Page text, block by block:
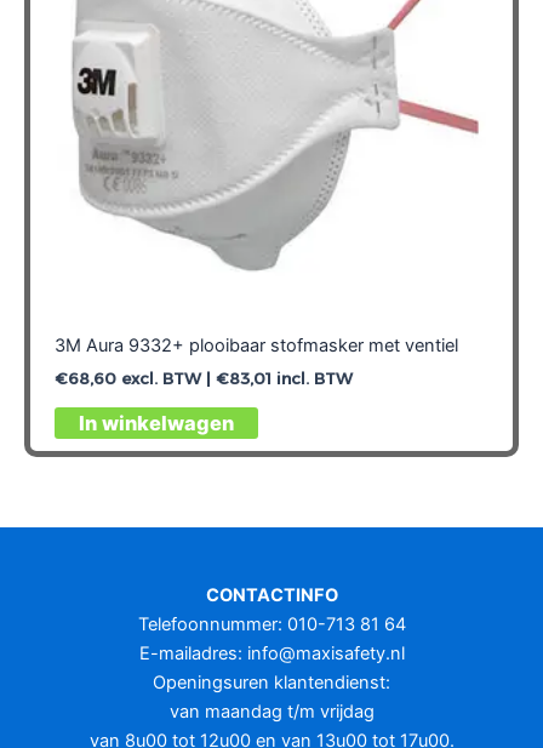
3M Aura 9332+ plooibaar stofmasker met ventiel
€68,60excl. BTW | €83,01 incl. BTW
In winkelwagen
CONTACTINFO
Telefoonnummer: 010-713 81 64
E-mailadres: info@maxisafety.nl
Openingsuren klantendienst:
van maandag t/m vrijdag
van 8u00 tot 12u00 en van 13u00 tot 17u00.